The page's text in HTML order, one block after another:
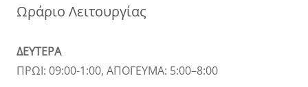
Ωράριο Λειτουργίας
ΔΕΥΤΕΡΑ
ΠΡΩΙ: 09:00-1:00, ΑΠΟΓΕΥΜΑ: 5:00–8:00